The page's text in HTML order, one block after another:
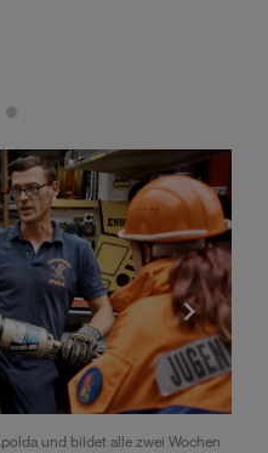
und bildet alle zwei Wochen